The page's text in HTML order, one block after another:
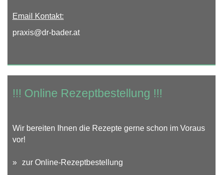
Email Kontakt:
praxis@dr-bader.at
!!! Online Rezeptbestellung !!!
Wir bereiten Ihnen die Rezepte gerne schon im Voraus
vor!
» zur Online-Rezeptbestellung